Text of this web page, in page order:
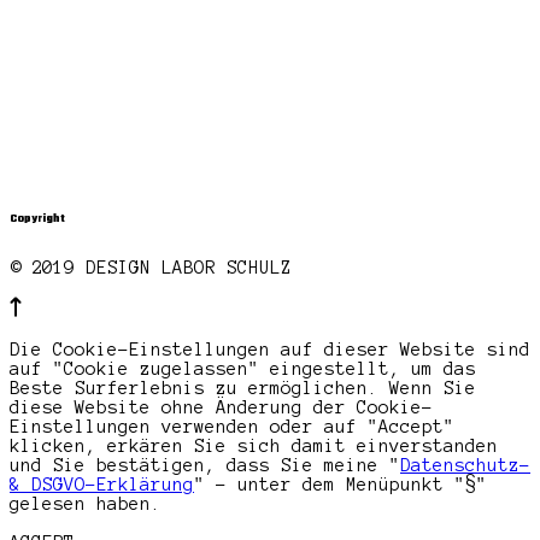
Copyright
© 2019 DESIGN LABOR SCHULZ
Die Cookie-Einstellungen auf dieser Website sind
auf "Cookie zugelassen" eingestellt, um das
Beste Surferlebnis zu ermöglichen. Wenn Sie
diese Website ohne Änderung der Cookie-
Einstellungen verwenden oder auf "Accept"
klicken, erkären Sie sich damit einverstanden
und Sie bestätigen, dass Sie meine " Datenschutz-
& DSGVO-Erklärung" - unter dem Menüpunkt "§"
gelesen haben.